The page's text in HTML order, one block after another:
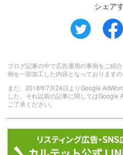
シェア
ブログ記事の中で広告運用の事例をご紹
例を一部加工した内容となっておりますの
また、2018年7月24日よりGoogle
した。それ以前の記事に関してはGoogle
ご了承ください。